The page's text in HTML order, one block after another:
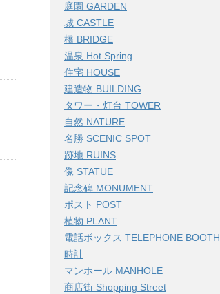
庭園 GARDEN
城 CASTLE
橋 BRIDGE
温泉 Hot Spring
住宅 HOUSE
建造物 BUILDING
タワー・灯台 TOWER
自然 NATURE
名勝 SCENIC SPOT
跡地 RUINS
像 STATUE
記念碑 MONUMENT
ポスト POST
植物 PLANT
電話ボックス TELEPHONE BOOTH
時計
マンホール MANHOLE
商店街 Shopping Street